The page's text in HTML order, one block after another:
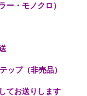
・モノクロ）
プ（非売品）
てお送りします